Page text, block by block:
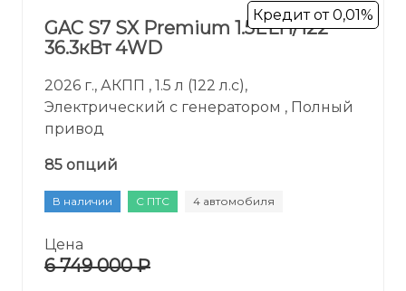
Кредит от 0,01%
GAC S7 SX Premium 1.5ELH/122
36.3кВт 4WD
2026 г., АКПП , 1.5 л (122 л.с),
Электрический с генератором , Полный
привод
85 опций
В наличии С ПТС 4 автомобиля
Цена
6 749 000 ₽